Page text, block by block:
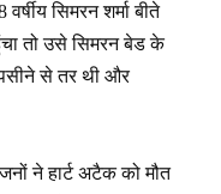
सिमरन शर्मा बीते
तो उसे सिमरन बेड के
पसीने से तर थी और
ने हार्ट अटैक को मौत